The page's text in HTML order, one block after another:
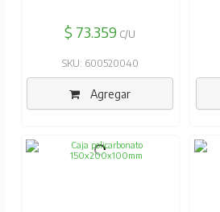
$ 73.359 C/U
SKU: 600520040
Agregar